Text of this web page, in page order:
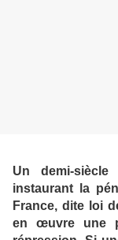
Un demi-
instaurant la
France, dite loi
en œuvre une